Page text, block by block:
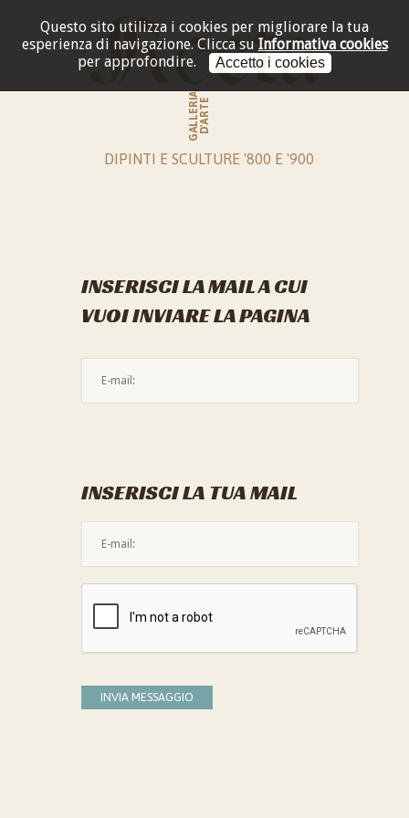
Questo sito utilizza i cookies per migliorare la tua
esperienza di navigazione. Clicca su Informativa cookies
per approfondire.
Accetto i cookies
GALLERIAD'ARTE
DIPINTI E SCULTURE '800 E '900
INSERISCI LA MAIL A CUI
VUOI INVIARE LA PAGINA
INSERISCI LA TUA MAIL
INVIA MESSAGGIO